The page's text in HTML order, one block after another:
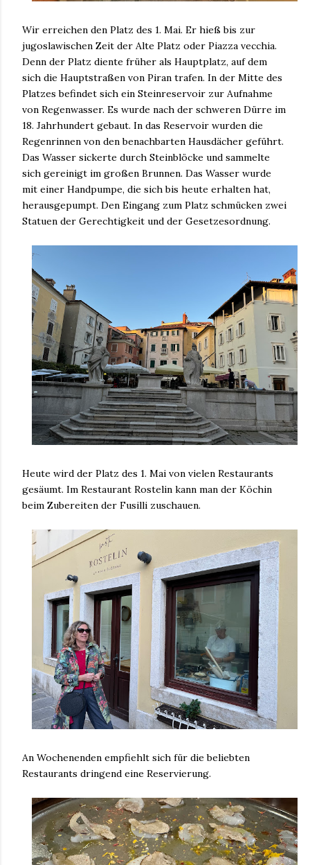
Wir erreichen den Platz des 1. Mai. Er hieß bis zur
jugoslawischen Zeit der Alte Platz oder Piazza vecchia.
Denn der Platz diente früher als Hauptplatz, auf dem
sich die Hauptstraßen von Piran trafen. In der Mitte des
Platzes befindet sich ein Steinreservoir zur Aufnahme
von Regenwasser. Es wurde nach der schweren Dürre im
18. Jahrhundert gebaut. In das Reservoir wurden die
Regenrinnen von den benachbarten Hausdächer geführt.
Das Wasser sickerte durch Steinblöcke und sammelte
sich gereinigt im großen Brunnen. Das Wasser wurde
mit einer Handpumpe, die sich bis heute erhalten hat,
herausgepumpt. Den Eingang zum Platz schmücken zwei
Statuen der Gerechtigkeit und der Gesetzesordnung.
Heute wird der Platz des 1. Mai von vielen Restaurants
gesäumt. Im Restaurant Rostelin kann man der Köchin
beim Zubereiten der Fusilli zuschauen.
An Wochenenden empfiehlt sich für die beliebten
Restaurants dringend eine Reservierung.